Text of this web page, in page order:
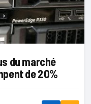
du marché
de 20%